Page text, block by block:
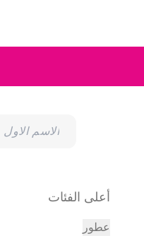
أعلى الفئات
عطور